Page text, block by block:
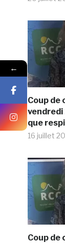
Coup de
vendredi
que
16 juillet
Coup de
←